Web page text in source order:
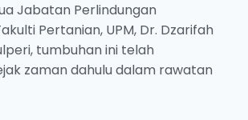
Jabatan Perlindungan
Pertanian, UPM, Dr. Dzarifah
tumbuhan ini telah
zaman dahulu dalam rawatan